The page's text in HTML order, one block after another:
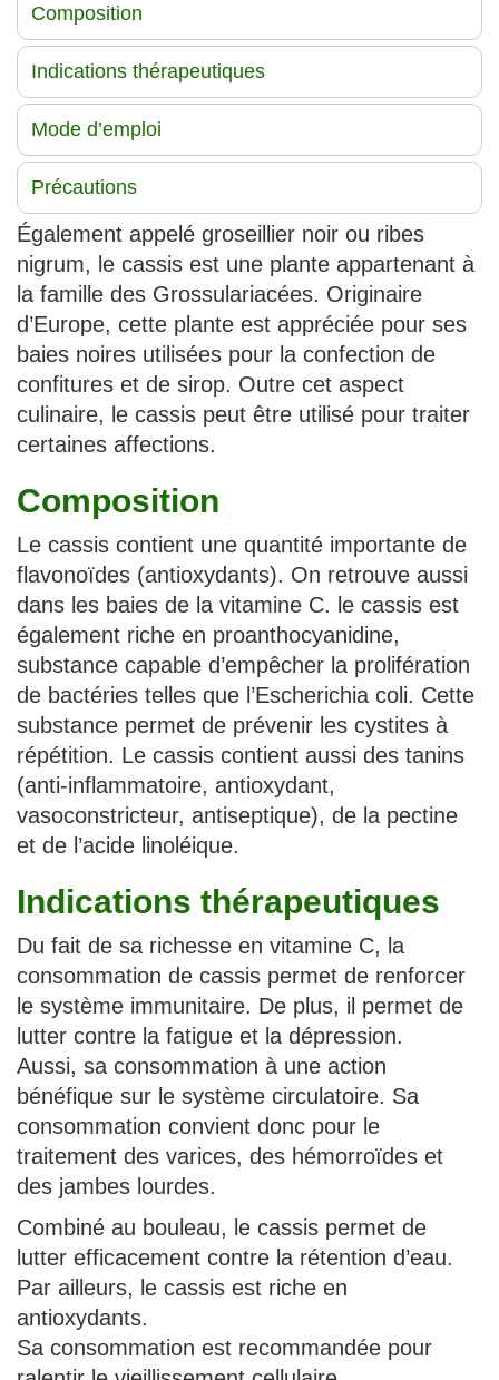
Composition
Indications thérapeutiques
Mode d’emploi
Précautions
Également appelé groseillier noir ou ribes
nigrum, le cassis est une plante appartenant à
la famille des Grossulariacées. Originaire
d’Europe, cette plante est appréciée pour ses
baies noires utilisées pour la confection de
confitures et de sirop. Outre cet aspect
culinaire, le cassis peut être utilisé pour traiter
certaines affections.
Composition
Le cassis contient une quantité importante de
flavonoïdes (antioxydants). On retrouve aussi
dans les baies de la vitamine C. le cassis est
également riche en proanthocyanidine,
substance capable d’empêcher la prolifération
de bactéries telles que l’Escherichia coli. Cette
substance permet de prévenir les cystites à
répétition. Le cassis contient aussi des tanins
(anti-inflammatoire, antioxydant,
vasoconstricteur, antiseptique), de la pectine
et de l’acide linoléique.
Indications thérapeutiques
Du fait de sa richesse en vitamine C, la
consommation de cassis permet de renforcer
le système immunitaire. De plus, il permet de
lutter contre la fatigue et la dépression.
Aussi, sa consommation à une action
bénéfique sur le système circulatoire. Sa
consommation convient donc pour le
traitement des varices, des hémorroïdes et
des jambes lourdes.
Combiné au bouleau, le cassis permet de
lutter efficacement contre la rétention d’eau.
Par ailleurs, le cassis est riche en
antioxydants.
Sa consommation est recommandée pour